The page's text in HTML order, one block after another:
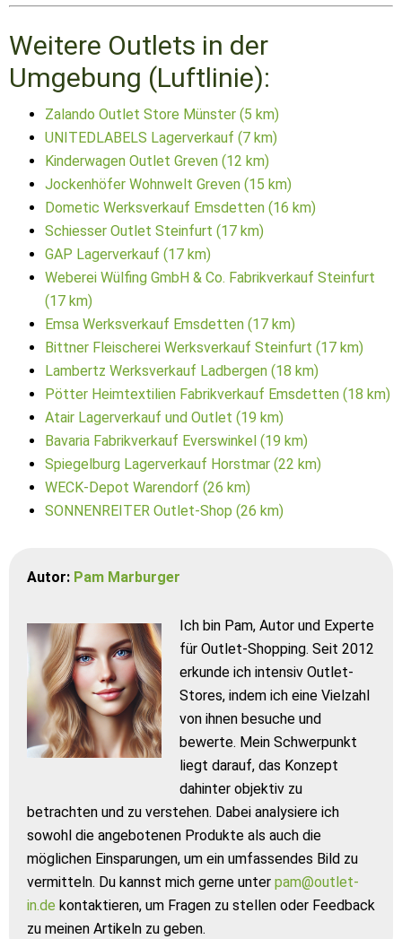
Weitere Outlets in der
Umgebung (Luftlinie):
Zalando Outlet Store Münster (5 km)
UNITEDLABELS Lagerverkauf (7 km)
Kinderwagen Outlet Greven (12 km)
Jockenhöfer Wohnwelt Greven (15 km)
Dometic Werksverkauf Emsdetten (16 km)
Schiesser Outlet Steinfurt (17 km)
GAP Lagerverkauf (17 km)
Weberei Wülfing GmbH & Co. Fabrikverkauf Steinfurt
(17 km)
Emsa Werksverkauf Emsdetten (17 km)
Bittner Fleischerei Werksverkauf Steinfurt (17 km)
Lambertz Werksverkauf Ladbergen (18 km)
Pötter Heimtextilien Fabrikverkauf Emsdetten (18 km)
Atair Lagerverkauf und Outlet (19 km)
Bavaria Fabrikverkauf Everswinkel (19 km)
Spiegelburg Lagerverkauf Horstmar (22 km)
WECK-Depot Warendorf (26 km)
SONNENREITER Outlet-Shop (26 km)
Autor: Pam Marburger
Ich bin Pam, Autor und Experte
für Outlet-Shopping. Seit 2012
erkunde ich intensiv Outlet-
Stores, indem ich eine Vielzahl
von ihnen besuche und
bewerte. Mein Schwerpunkt
liegt darauf, das Konzept
dahinter objektiv zu
betrachten und zu verstehen. Dabei analysiere ich
sowohl die angebotenen Produkte als auch die
möglichen Einsparungen, um ein umfassendes Bild zu
vermitteln. Du kannst mich gerne unter pam@outlet-
in.de kontaktieren, um Fragen zu stellen oder Feedback
zu meinen Artikeln zu geben.